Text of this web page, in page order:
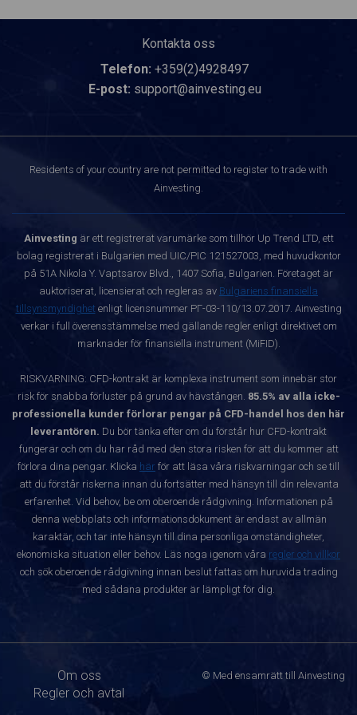
Kontakta oss
Telefon: +359(2)4928497
E-post: support@ainvesting.eu
Residents of your country are not permitted to register to trade with
Ainvesting.
Ainvesting är ett registrerat varumärke som tillhör Up Trend LTD, ett
bolag registrerat i Bulgarien med UIC/PIC 121527003, med huvudkontor
på 51A Nikola Y. Vaptsarov Blvd., 1407 Sofia, Bulgarien. Företaget är
auktoriserat, licensierat och regleras av Bulgariens finansiella
tillsynsmyndighetenligt licensnummer РГ-03-110/13.07.2017. Ainvesting
verkar i full överensstämmelse med gällande regler enligt direktivet om
marknader för finansiella instrument (MiFID).
RISKVARNING: CFD-kontrakt är komplexa instrument som innebär stor
risk för snabba förluster på grund av hävstången. 85.5% av alla icke-
professionella kunder förlorar pengar på CFD-handel hos den här
leverantören. Du bör tänka efter om du förstår hur CFD-kontrakt
fungerar och om du har råd med den stora risken för att du kommer att
förlora dina pengar. Klicka här för att läsa våra riskvarningar och se till
att du förstår riskerna innan du fortsätter med hänsyn till din relevanta
erfarenhet. Vid behov, be om oberoende rådgivning. Informationen på
denna webbplats och informationsdokument är endast av allmän
karaktär, och tar inte hänsyn till dina personliga omständigheter,
ekonomiska situation eller behov. Läs noga igenom våra regler och villkor
och sök oberoende rådgivning innan beslut fattas om huruvida trading
med sådana produkter är lämpligt för dig.
Om oss
Regler och avtal
© Med ensamrätt till Ainvesting